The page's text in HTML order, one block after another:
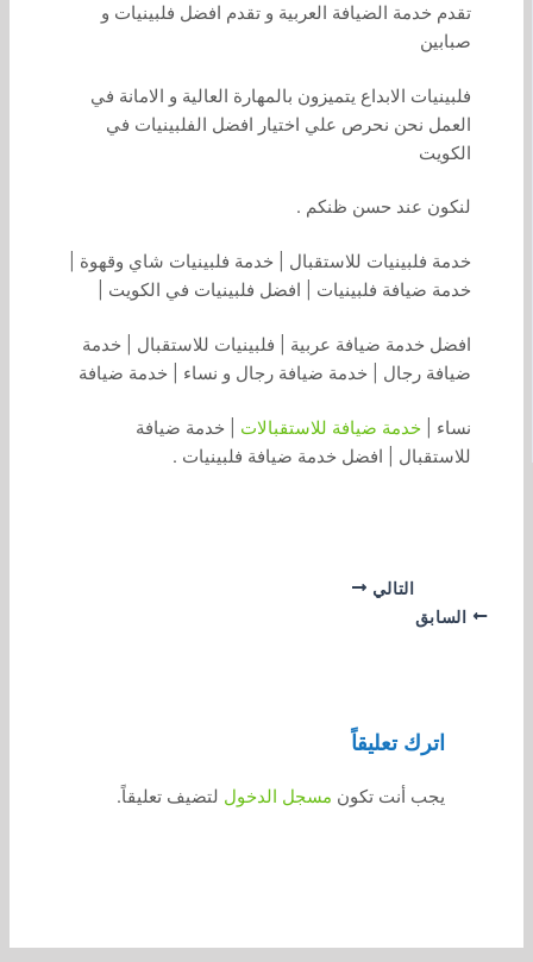
تقدم خدمة الضيافة العربية و تقدم افضل فلبينيات و
صبابين
فلبينيات الابداع يتميزون بالمهارة العالية و الامانة في
العمل نحن نحرص علي اختيار افضل الفلبينيات في
الكويت
لنكون عند حسن ظنكم .
خدمة فلبينيات للاستقبال | خدمة فلبينيات شاي وقهوة |
خدمة ضيافة فلبينيات | افضل فلبينيات في الكويت |
افضل خدمة ضيافة عربية | فلبينيات للاستقبال | خدمة
ضيافة رجال | خدمة ضيافة رجال و نساء | خدمة ضيافة
نساء |خدمة ضيافة للاستقبالات | خدمة ضيافة
للاستقبال | افضل خدمة ضيافة فلبينيات .
السابق
التالي
اترك تعليقاً
يجب أنت تكون مسجل الدخول لتضيف تعليقاً.